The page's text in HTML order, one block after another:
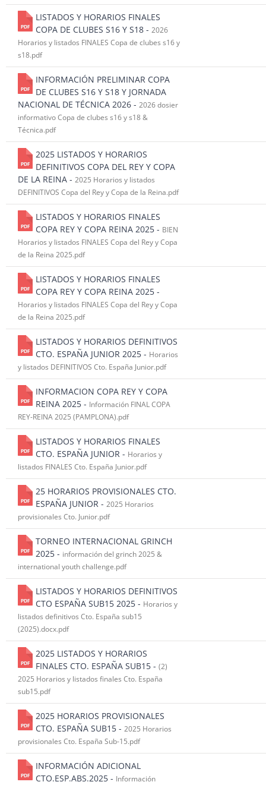
LISTADOS Y HORARIOS FINALES
COPA DE CLUBES S16 Y S18 - 2026
Horarios y listados FINALES Copa de clubes s16 y
s18.pdf
INFORMACIÓN PRELIMINAR COPA
DE CLUBES S16 Y S18 Y JORNADA
NACIONAL DE TÉCNICA 2026 - 2026 dosier
informativo Copa de clubes s16 y s18 &
Técnica.pdf
2025 LISTADOS Y HORARIOS
DEFINITIVOS COPA DEL REY Y COPA
DE LA REINA - 2025 Horarios y listados
DEFINITIVOS Copa del Rey y Copa de la Reina.pdf
LISTADOS Y HORARIOS FINALES
COPA REY Y COPA REINA 2025 - BIEN
Horarios y listados FINALES Copa del Rey y Copa
de la Reina 2025.pdf
LISTADOS Y HORARIOS FINALES
COPA REY Y COPA REINA 2025 -
Horarios y listados FINALES Copa del Rey y Copa
de la Reina 2025.pdf
LISTADOS Y HORARIOS DEFINITIVOS
CTO. ESPAÑA JUNIOR 2025 - Horarios
y listados DEFINITIVOS Cto. España Junior.pdf
INFORMACION COPA REY Y COPA
REINA 2025 - Información FINAL COPA
REY-REINA 2025 (PAMPLONA).pdf
LISTADOS Y HORARIOS FINALES
CTO. ESPAÑA JUNIOR - Horarios y
listados FINALES Cto. España Junior.pdf
25 HORARIOS PROVISIONALES CTO.
ESPAÑA JUNIOR - 2025 Horarios
provisionales Cto. Junior.pdf
TORNEO INTERNACIONAL GRINCH
2025 - información del grinch 2025 &
international youth challenge.pdf
LISTADOS Y HORARIOS DEFINITIVOS
CTO ESPAÑA SUB15 2025 - Horarios y
listados definitivos Cto. España sub15
(2025).docx.pdf
2025 LISTADOS Y HORARIOS
FINALES CTO. ESPAÑA SUB15 - (2)
2025 Horarios y listados finales Cto. España
sub15.pdf
2025 HORARIOS PROVISIONALES
CTO. ESPAÑA SUB15 - 2025 Horarios
provisionales Cto. España Sub-15.pdf
INFORMACIÓN ADICIONAL
CTO.ESP.ABS.2025 - Información